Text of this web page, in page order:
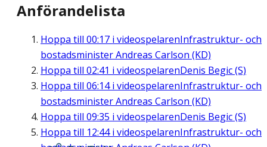
Anförandelista
Hoppa till 00:17 i videospelarenInfrastruktur- och
bostadsminister Andreas Carlson (KD)
Hoppa till 02:41 i videospelarenDenis Begic (S)
Hoppa till 06:14i videospelarenInfrastruktur- och
bostadsminister Andreas Carlson (KD)
Hoppa till 09:35 i videospelarenDenis Begic (S)
Hoppa till 12:44i videospelarenInfrastruktur- och